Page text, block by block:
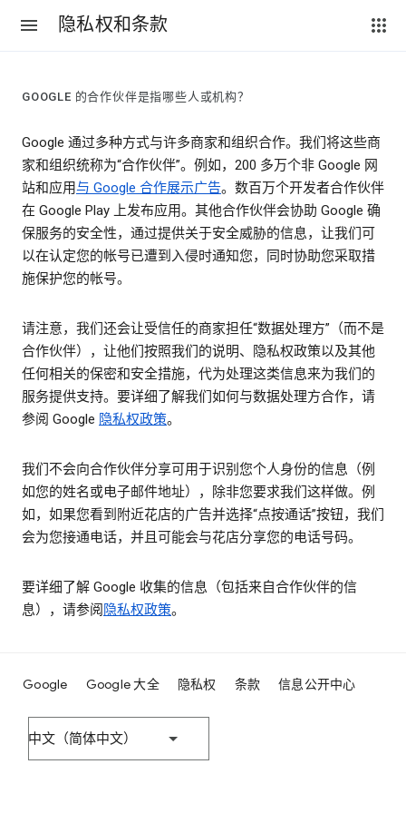
隐私权和条款
GOOGLE 的合作伙伴是指哪些人或机构？
Google 通过多种方式与许多商家和组织合作。我们将这些商
家和组织统称为“合作伙伴”。例如，200 多万个非 Google 网
站和应用与 Google 合作展示广告。数百万个开发者合作伙伴
在 Google Play 上发布应用。其他合作伙伴会协助 Google 确
保服务的安全性，通过提供关于安全威胁的信息，让我们可
以在认定您的帐号已遭到入侵时通知您，同时协助您采取措
施保护您的帐号。
请注意，我们还会让受信任的商家担任“数据处理方”（而不是
合作伙伴），让他们按照我们的说明、隐私权政策以及其他
任何相关的保密和安全措施，代为处理这类信息来为我们的
服务提供支持。要详细了解我们如何与数据处理方合作，请
参阅 Google 隐私权政策。
我们不会向合作伙伴分享可用于识别您个人身份的信息（例
如您的姓名或电子邮件地址），除非您要求我们这样做。例
如，如果您看到附近花店的广告并选择“点按通话”按钮，我们
会为您接通电话，并且可能会与花店分享您的电话号码。
要详细了解 Google 收集的信息（包括来自合作伙伴的信
息），请参阅 隐私权政策。
Google Google 大全 隐私权 条款 信息公开中心
中文（简体中文）